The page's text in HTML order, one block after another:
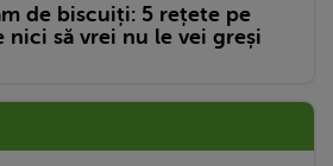
de biscuiți: 5 rețete pe
nici să vrei nu le vei greși